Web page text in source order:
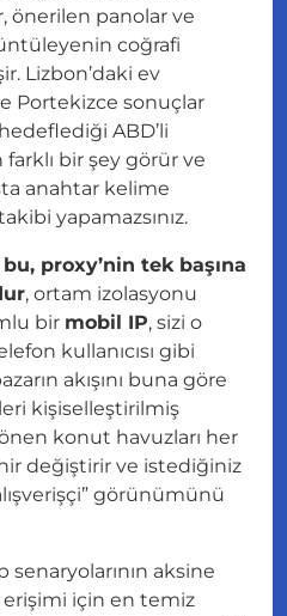
önerilen panolar ve
coğrafi
Lizbon’daki ev
Portekizce sonuçlar
ABD’li
bir şey görür ve
anahtar kelime
yapamazsınız.
proxy’nin tek başına
, ortam izolasyonu
bir mobil IP, sizi o
kullanıcısı gibi
akışını buna göre
kişiselleştirilmiş
konut havuzları her
değiştirir ve istediğiniz
görünümünü
senaryolarının aksine
için en temiz